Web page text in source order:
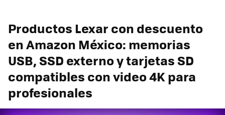
Productos Lexar con descuento
en Amazon México: memorias
USB, SSD externo y tarjetas SD
compatibles con video 4K para
profesionales